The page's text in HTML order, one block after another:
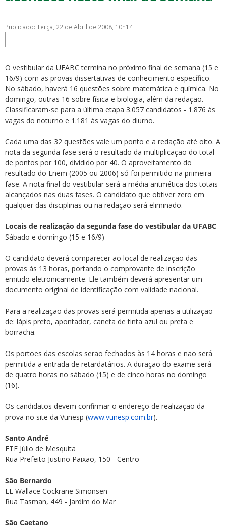
Publicado: Terça, 22 de Abril de 2008, 10h14
O vestibular da UFABC termina no próximo final de semana (15 e
16/9) com as provas dissertativas de conhecimento específico.
No sábado, haverá 16 questões sobre matemática e química. No
domingo, outras 16 sobre física e biologia, além da redação.
Classificaram-se para a última etapa 3.057 candidatos - 1.876 às
vagas do noturno e 1.181 às vagas do diurno.
Cada uma das 32 questões vale um ponto e a redação até oito. A
nota da segunda fase será o resultado da multiplicação do total
de pontos por 100, dividido por 40. O aproveitamento do
resultado do Enem (2005 ou 2006) só foi permitido na primeira
fase. A nota final do vestibular será a média aritmética dos totais
alcançados nas duas fases. O candidato que obtiver zero em
qualquer das disciplinas ou na redação será eliminado.
Locais de realização da segunda fase do vestibular da UFABC
Sábado e domingo (15 e 16/9)
O candidato deverá comparecer ao local de realização das
provas às 13 horas, portando o comprovante de inscrição
emitido eletronicamente. Ele também deverá apresentar um
documento original de identificação com validade nacional.
Para a realização das provas será permitida apenas a utilização
de: lápis preto, apontador, caneta de tinta azul ou preta e
borracha.
Os portões das escolas serão fechados às 14 horas e não será
permitida a entrada de retardatários. A duração do exame será
de quatro horas no sábado (15) e de cinco horas no domingo
(16).
Os candidatos devem confirmar o endereço de realização da
prova no site da Vunesp (www.vunesp.com.br).
Santo André
ETE Júlio de Mesquita
Rua Prefeito Justino Paixão, 150 - Centro
São Bernardo
EE Wallace Cockrane Simonsen
Rua Tasman, 449 - Jardim do Mar
São Caetano